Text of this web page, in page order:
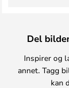
Del
Inspirer og
annet. Tagg
kan